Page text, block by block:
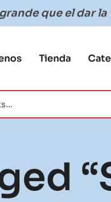
que el dar la
Tienda